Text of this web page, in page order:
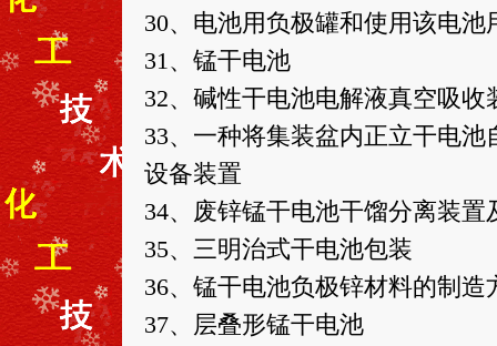
30、电池用负极罐和使用该电
31、锰干电池
32、碱性干电池电解液真空吸收
33、一种将集装盆内正立干电
设备装置
34、废锌锰干电池干馏分离装置
35、三明治式干电池包装
36、锰干电池负极锌材料的制造
37、层叠形锰干电池